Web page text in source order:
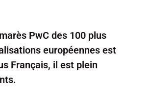
PwC des 100 plus
européennes est
Français, il est plein